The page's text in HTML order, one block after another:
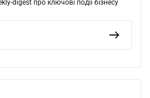
digest про ключові події бізнесу